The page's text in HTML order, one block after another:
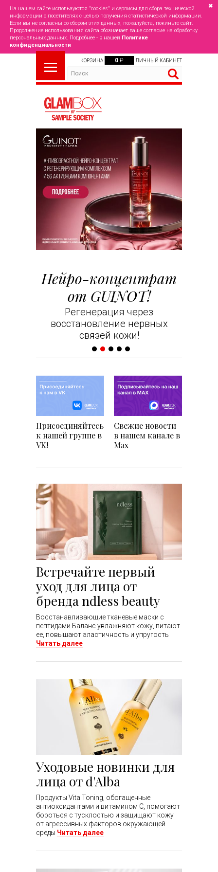
На нашем сайте используются "cookies" и сервисы для сбора технической
информации о посетителях с целью получения статистической информации.
Если вы не согласны со сбором этих данных, пожалуйста, покиньте сайт.
Продолжение использования сайта обозначает ваше согласие на обработку
персональных данных. Подробнее - в нашей Политике
конфиденциальности
✖
КОРЗИНА 0 ₽ ЛИЧНЫЙ КАБИНЕТ
Нейро-концентрат
от GUINOT!
Регенерация через
восстановление нервных
связей кожи!
Присоединяйтесь
к нашей группе в
VK!
Свежие новости
в нашем канале в
Max
Встречайте первый
уход для лица от
бренда ndless beauty
Восстанавливающие тканевые маски с
пептидами Баланс увлажняют кожу, питают
ее, повышают эластичность и упругость
Читать далее
Уходовые новинки для
лица от d'Alba
Продукты Vita Toning, обогащенные
антиоксидантами и витамином С, помогают
бороться с тусклостью и защищают кожу
от агрессивных факторов окружающей
среды Читать далее